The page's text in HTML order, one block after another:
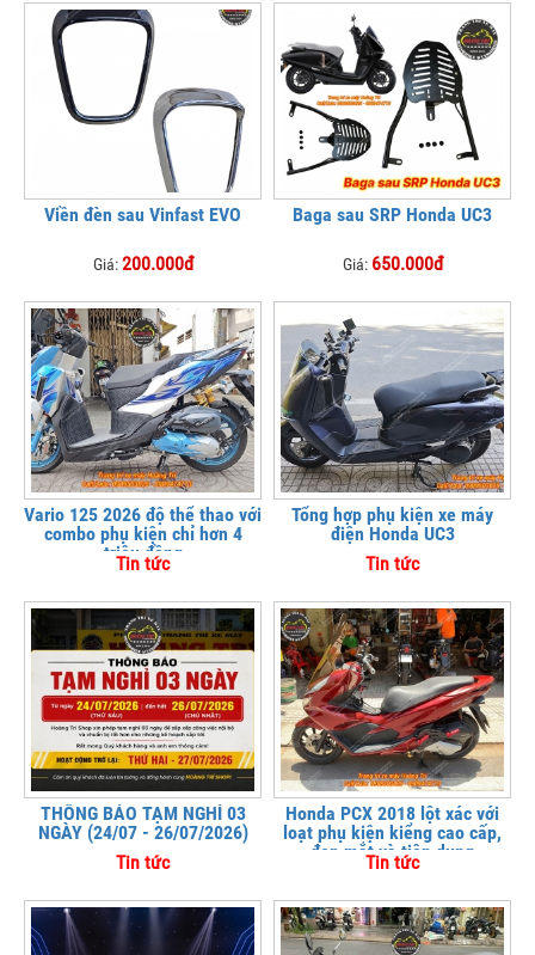
Viền đèn sau Vinfast EVO
Giá:200.000đ
Baga sau SRP Honda UC3
Giá: 650.000đ
Vario 125 2026 độ thể thao với
combo phụ kiện chỉ hơn 4
triệu đồng
Tin tức
Tổng hợp phụ kiện xe máy
điện Honda UC3
Tin tức
THÔNG BÁO TẠM NGHỈ 03
NGÀY (24/07 - 26/07/2026)
Tin tức
Honda PCX 2018 lột xác với
loạt phụ kiện kiểng cao cấp,
đẹp mắt và tiện dụng
Tin tức